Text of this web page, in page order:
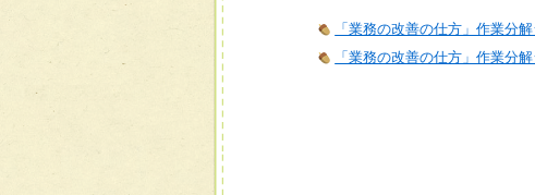
「業務の改善の仕方」作業分
「業務の改善の仕方」作業分